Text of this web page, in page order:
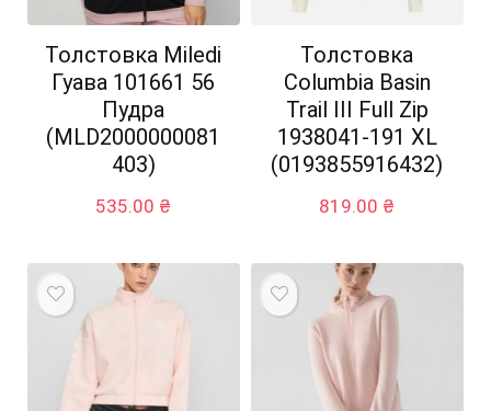
Толстовка Miledi
Гуава 101661 56
Пудра
(MLD2000000081
403)
535.00 ₴
Толстовка
Columbia Basin
Trail III Full Zip
1938041-191 XL
(0193855916432)
819.00 ₴